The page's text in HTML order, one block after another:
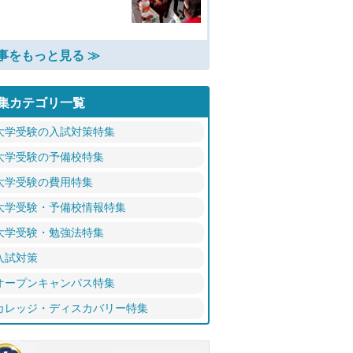
をもっと見る ≫
カテゴリ一覧
学受験の入試対策特集
学受験の予備校特集
学受験の費用特集
学受験・予備校情報特集
学受験・勉強法特集
試対策
ープンキャンパス特集
レッジ・ディスカバリー特集